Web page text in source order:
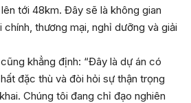
tới 48km. Đây sẽ là không gian
thương mại, nghỉ dưỡng và giải
khẳng định: “Đây là dự án có
đặc thù và đòi hỏi sự thận trọng
Chúng tôi đang chỉ đạo nghiên